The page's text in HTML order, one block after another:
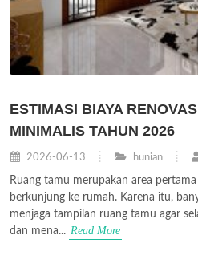
ESTIMASI BIAYA
MINIMALIS TAHUN 2026
2026-06-13 hunian
Ruang tamu merupakan area
berkunjung ke rumah. Karena itu,
menjaga tampilan ruang tamu agar
dan mena... Read More